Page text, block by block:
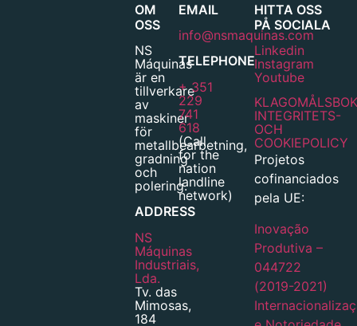
OM
OSS
NS
Máquinas
är en
tillverkare
av
maskiner
för
metallbearbetning,
gradning
och
polering.
ADDRESS
NS
Máquinas
Industriais,
Lda.
Tv. das
Mimosas,
184
EMAIL
info@nsmaquinas.com
TELEPHONE
+ 351
229
741
618
(Call
for the
nation
landline
network)
HITTA OSS
PÅ SOCIALA
Linkedin
Instagram
Youtube
KLAGOMÅLSBOK
INTEGRITETS-
OCH
COOKIEPOLICY
Projetos
cofinanciados
pela UE:
Inovação
Produtiva –
044722
(2019-2021)